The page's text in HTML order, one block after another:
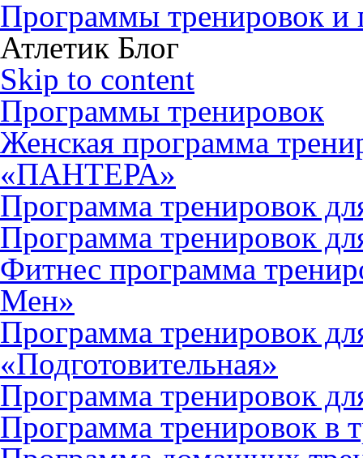
Программы тренировок и
Атлетик Блог
Skip to content
Программы тренировок
Женская программа
«ПАНТЕРА»
Программа тренировок
Программа тренировок
Фитнес программа
Мен»
Программа тренировок
«Подготовительная»
Программа тренировок
Программа тренировок в